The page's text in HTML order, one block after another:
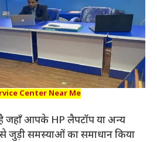
Center Near Me
जहाँ आपके HP लैपटॉप या अन्य
जुड़ी समस्याओं का समाधान किया